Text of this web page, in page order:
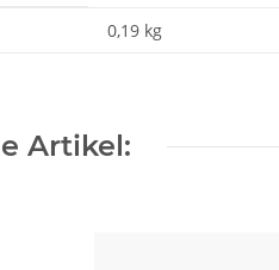
0,19 kg
Artikel: